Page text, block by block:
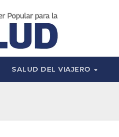
SALUD DEL VIAJERO